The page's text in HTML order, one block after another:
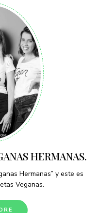
HERMANAS.
Hermanas” y este es
Veganas.